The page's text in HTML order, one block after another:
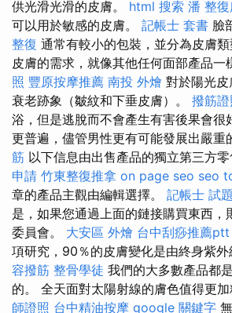
供光滑光滑的皮膚。 html 搜索 潘 整
可以用於敏感的皮膚。 記帳士 套書 臉
整復 通常有較小的包裝，並分為皮膚
皮膚的需求，就像其他任何面部產品一
照 豐原按摩推薦 南投 外燴 對於陽光
衰老跡象（皺紋和下垂皮膚）。 撥筋證
浴，但是逃脫而不會產生有害後果會很
更普遍，儘管男性更有可能發展出嚴重
筋 以下信息由出售產品的獨立第三方零
申請 竹東整復推拿 on page seo seo
章的產品主觀由編輯選擇。 記帳士 試題
是，如果您通過上面的鏈接購買東西，
委員會。 大安區 外燴 台中刮痧推薦ptt
項研究，90％的皮膚變化是由終身紫外
容撥筋 整骨學徒 我們的大多數產品都
的。 全天面對太陽射線的膚色值得更加
師證照 台中精油按摩 google 關鍵字